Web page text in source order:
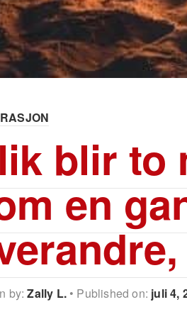
blir to
en
by:Zally L. Published on: juli 4,